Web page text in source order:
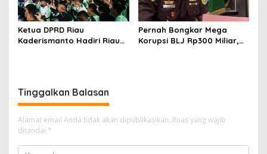
Ketua DPRD Riau
Kaderismanto Hadiri Riau
Pernah Bongkar Mega
Korupsi BLJ Rp300 Miliar,
Tinggalkan Balasan
Alamat email Anda tidak akan dipublikasikan. Ruas yang wajib
ditandai *